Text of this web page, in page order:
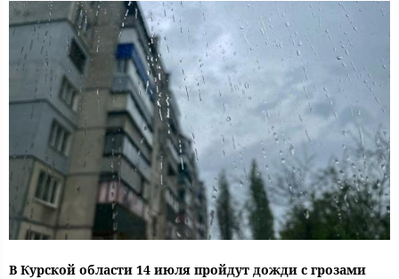
В Курской области 14 июля пройдут дожди с грозами